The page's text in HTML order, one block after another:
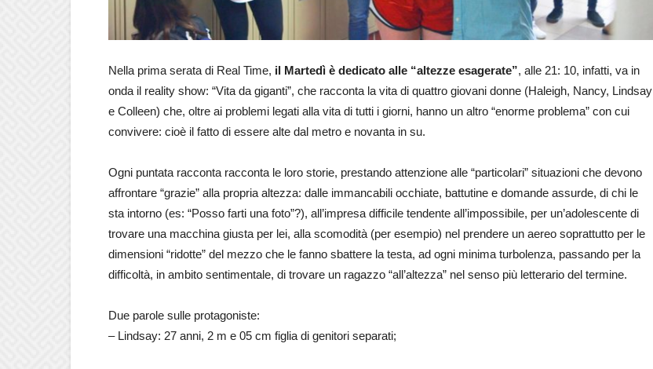
Nella prima serata di Real Time, il Martedì è dedicato alle “altezze esagerate”, alle 21: 10, infatti, va in
onda il reality show: “Vita da giganti”, che racconta la vita di quattro giovani donne (Haleigh, Nancy, Lindsay
e Colleen) che, oltre ai problemi legati alla vita di tutti i giorni, hanno un altro “enorme problema” con cui
convivere: cioè il fatto di essere alte dal metro e novanta in su.
Ogni puntata racconta racconta le loro storie, prestando attenzione alle “particolari” situazioni che devono
affrontare “grazie” alla propria altezza: dalle immancabili occhiate, battutine e domande assurde, di chi le
sta intorno (es: “Posso farti una foto”?), all’impresa difficile tendente all’impossibile, per un’adolescente di
trovare una macchina giusta per lei, alla scomodità (per esempio) nel prendere un aereo soprattutto per le
dimensioni “ridotte” del mezzo che le fanno sbattere la testa, ad ogni minima turbolenza, passando per la
difficoltà, in ambito sentimentale, di trovare un ragazzo “all’altezza” nel senso più letterario del termine.
Due parole sulle protagoniste:
– Lindsay: 27 anni, 2 m e 05 cm figlia di genitori separati;